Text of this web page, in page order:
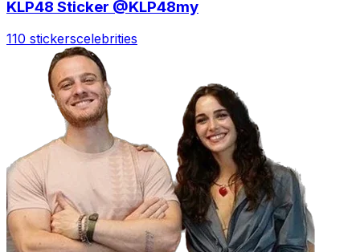
KLP48 Sticker @KLP48my
110 stickerscelebrities